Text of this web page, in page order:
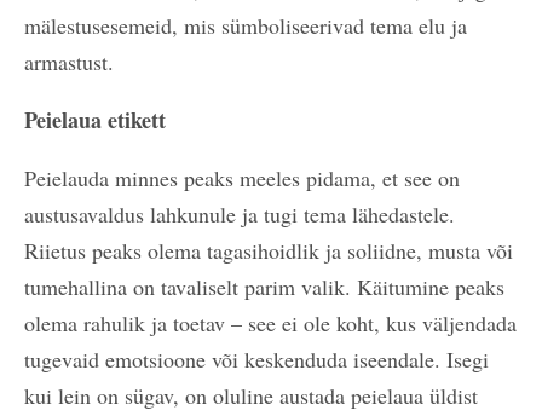
mälestusesemeid, mis sümboliseerivad tema elu ja
armastust.
Peielaua etikett
Peielauda minnes peaks meeles pidama, et see on
austusavaldus lahkunule ja tugi tema lähedastele.
Riietus peaks olema tagasihoidlik ja soliidne, musta või
tumehallina on tavaliselt parim valik. Käitumine peaks
olema rahulik ja toetav – see ei ole koht, kus väljendada
tugevaid emotsioone või keskenduda iseendale. Isegi
kui lein on sügav, on oluline austada peielaua üldist